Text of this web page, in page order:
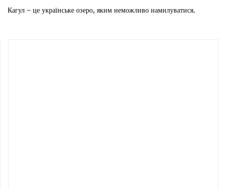
Кагул – це українське озеро, яким неможливо намилуватися.